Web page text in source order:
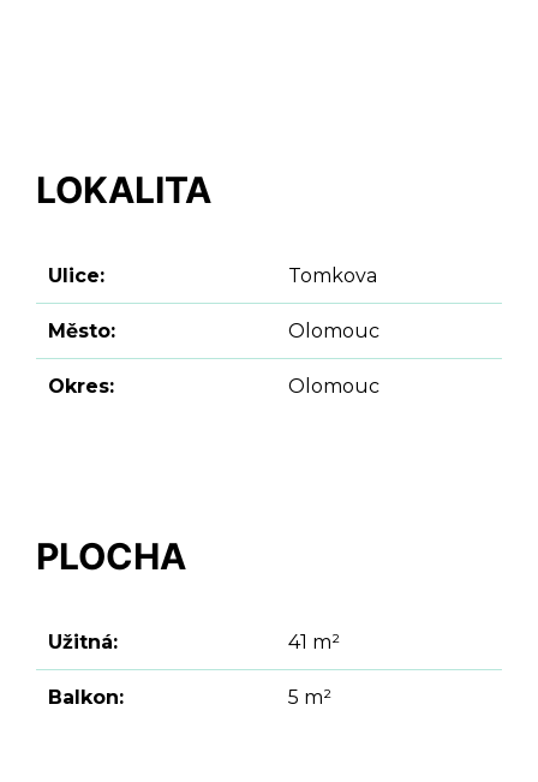
LOKALITA
Ulice: Tomkova
Město: Olomouc
Okres: Olomouc
PLOCHA
Užitná: 41 m²
Balkon: 5 m²